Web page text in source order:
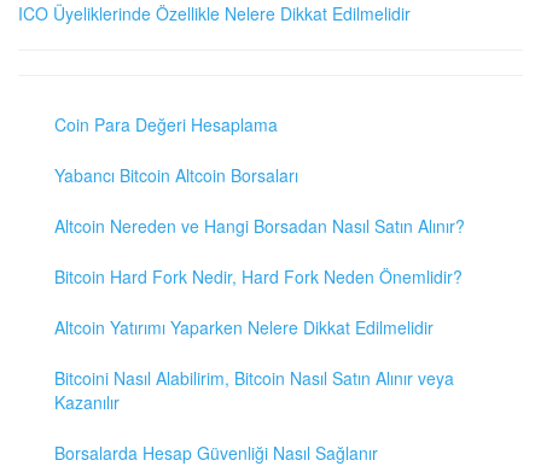
ICO Üyeliklerinde Özellikle Nelere Dikkat Edilmelidir
Coin Para Değeri Hesaplama
Yabancı Bitcoin Altcoin Borsaları
Altcoin Nereden ve Hangi Borsadan Nasıl Satın Alınır?
Bitcoin Hard Fork Nedir, Hard Fork Neden Önemlidir?
Altcoin Yatırımı Yaparken Nelere Dikkat Edilmelidir
Bitcoini Nasıl Alabilirim, Bitcoin Nasıl Satın Alınır veya
Kazanılır
Borsalarda Hesap Güvenliği Nasıl Sağlanır